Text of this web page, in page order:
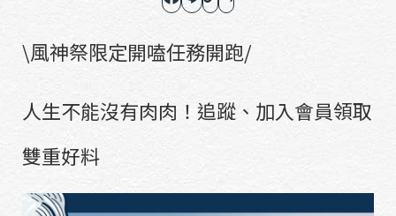
\風神祭限定開嗑任務開跑/
人生不能沒有肉肉！追蹤、加入會員領取
雙重好料